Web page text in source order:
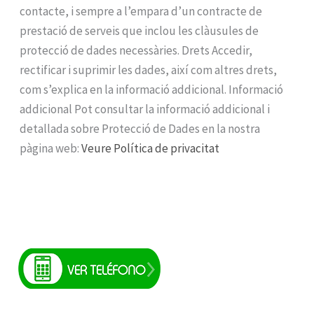
contacte, i sempre a l’empara d’un contracte de
prestació de serveis que inclou les clàusules de
protecció de dades necessàries. Drets Accedir,
rectificar i suprimir les dades, així com altres drets,
com s’explica en la informació addicional. Informació
addicional Pot consultar la informació addicional i
detallada sobre Protecció de Dades en la nostra
pàgina web:Veure Política de privacitat